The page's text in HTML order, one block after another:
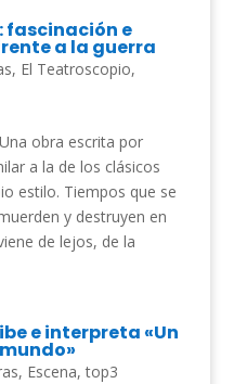
fascinación e
a la guerra
, El Teatroscopio,
obra escrita por
a la de los clásicos
estilo. Tiempos que se
y destruyen en
de lejos, de la
e interpreta «Un
, Escena,top3